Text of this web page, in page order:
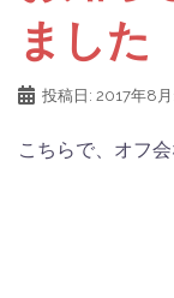
ました
投稿日: 2017年8月
こちらで、オフ